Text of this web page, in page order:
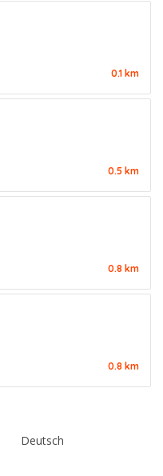
0.1 km
0.5 km
0.8 km
0.8 km
Deutsch